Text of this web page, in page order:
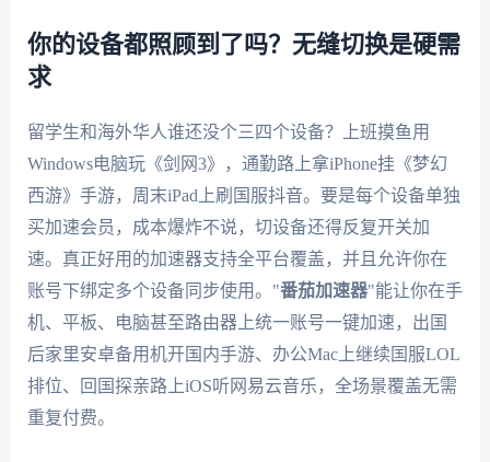
你的设备都照顾到了吗？无缝切换是硬需
求
留学生和海外华人谁还没个三四个设备？上班摸鱼用
Windows电脑玩《剑网3》，通勤路上拿iPhone挂《梦幻
西游》手游，周末iPad上刷国服抖音。要是每个设备单独
买加速会员，成本爆炸不说，切设备还得反复开关加
速。真正好用的加速器支持全平台覆盖，并且允许你在
账号下绑定多个设备同步使用。"番茄加速器"能让你在手
机、平板、电脑甚至路由器上统一账号一键加速，出国
后家里安卓备用机开国内手游、办公Mac上继续国服LOL
排位、回国探亲路上iOS听网易云音乐，全场景覆盖无需
重复付费。